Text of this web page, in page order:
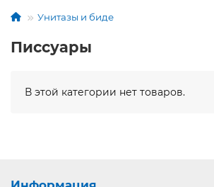
Унитазы и биде
Писсуары
В этой категории нет товаров.